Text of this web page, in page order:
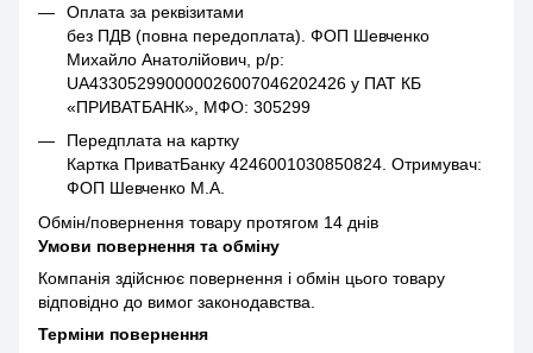
Оплата за реквізитами
без ПДВ (повна передоплата). ФОП Шевченко
Михайло Анатолійович, р/р:
UA433052990000026007046202426 у ПАТ КБ
«ПРИВАТБАНК», МФО: 305299
Передплата на картку
Картка ПриватБанку 4246001030850824. Отримувач:
ФОП Шевченко М.А.
Обмін/повернення товару протягом 14 днів
Умови повернення та обміну
Компанія здійснює повернення і обмін цього товару
відповідно до вимог законодавства.
Терміни повернення